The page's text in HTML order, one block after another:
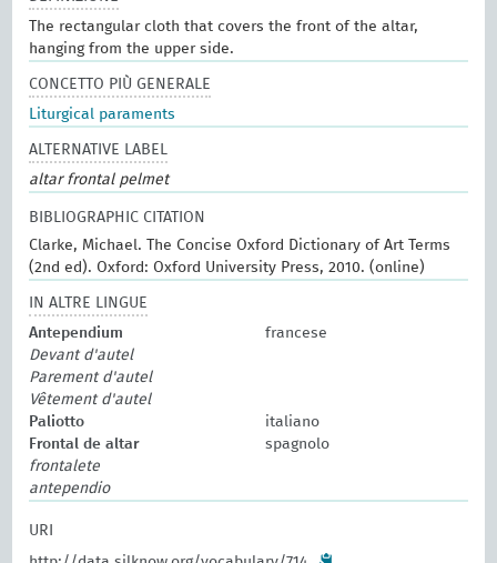
The rectangular cloth that covers the front of the altar,
hanging from the upper side.
CONCETTO PIÙ GENERALE
Liturgical paraments
ALTERNATIVE LABEL
altar frontal pelmet
BIBLIOGRAPHIC CITATION
Clarke, Michael. The Concise Oxford Dictionary of Art Terms
(2nd ed). Oxford: Oxford University Press, 2010. (online)
IN ALTRE LINGUE
Antependium
francese
Devant d'autel
Parement d'autel
Vêtement d'autel
Paliotto
italiano
Frontal de altar
spagnolo
frontalete
antependio
URI